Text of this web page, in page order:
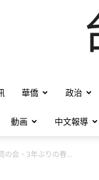
華僑 政治
動画 中文報導
の会、3年ぶりの春...